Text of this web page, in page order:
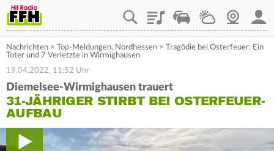
PlaylistStaupilotWetterWebcam
Nachrichten > Top-Meldungen, Nordhessen > Tragödie bei Osterfeuer: Ein
Toter und 7 Verletzte in Wirmighausen
19.04.2022, 11:52 Uhr
Diemelsee-Wirmighausen trauert
31-JÄHRIGER STIRBT BEI OSTERFEUER-
AUFBAU